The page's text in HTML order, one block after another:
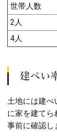
世帯人数
2人
4人
建ぺい
土地には建ぺ
に家を建てら
事前に確認し